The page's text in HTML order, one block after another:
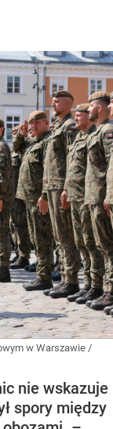
w Warszawie /
nie wskazuje
spory między